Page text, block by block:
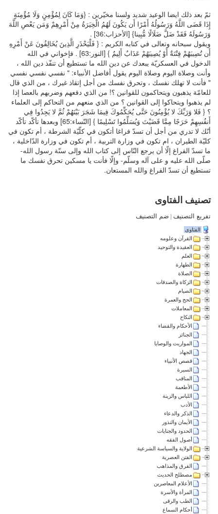
ثمّ بعد ذلك ايضا الوعيد شديد ولسنا مخيّرين : {وَمَا كَانَ لِمُؤْمِنٍ وَلَا مُؤْمِنَةٍ
إِذَا قَضَى اللَّهُ وَرَسُولُهُ أَمْرًا أَن يَكُونَ لَهُمُ الْخِيَرَةُ مِنْ أَمْرِهِمْ وَمَن يَعْصِ اللَّهَ
وَرَسُولَهُ فَقَدْ ضَلَّ ضَلَالًا مُّبِينا} [الأحزاب:36] .
ويقول سبحانه وتعالى في كتابه الكريم : { فَلْيَحْذَرِ الَّذِينَ يُخَالِفُونَ عَنْ أَمْرِهِ
أَن تُصِيبَهُمْ فِتْنَةٌ أَوْ يُصِيبَهُمْ عَذَابٌ أَلِيمٌ } [النور:63] . فإخواني في الله
الدخول في العسكريّة يبعدك عن دين الله ما تستطيع أن تنفّذ دين الله ،
وأنت وصلاة اليوم وصلاة اليوم يقول أفاضل الأنبياء: " نفسي نفسي نفسي
" فأنت لا تهلك نفسك ، وتحرق نفسك من أجل إتقاذ غيرك ، من الذي قال
للعامّة يذهبون ويتحاكمون للقوانين ؟! من الذي دفعهم وضربهم بالعصا إذا
لم يذهبوا ويتحاكوا إلى القوانين ؟ من الذي منعهم من التحاكم إلى العلماء
؟ { فَلا وَرَبِّكَ لا يُؤْمِنُونَ حَتَّى يُحَكِّمُوكَ فِيمَا شَجَرَ بَيْنَهُمْ ثُمَّ لا يَجِدُوا فِي
أَنفُسِهِمْ حَرَجًا مِمَّا قَضَيْتَ وَيُسَلِّمُوا تَسْلِيمًا } [النّساء:65] وبعدها تأكّد تأكّد
أنّك لا تدري من أجل أن تسدّ فراغا أتكون في كلّيّة الشرطة ، أم تكون في
كليّة الطيران ، ام تكون في وزارة التربية ، أم تكون في وزارة الدّاخلية ،
ما تسدّ الفراغ إلّا أن يرجع النّاس إلى كتاب الله وإلى سنّة رسول الله-
صلّى الله عليه و على آله وسلّم- وإلّا فأنت يا مسكين تحرق نفسك ما
تستطيع أن تسدّ الفراغ والله المستعان.
تصنيف الفتاوى
تفريع التصنيف | ضم التصنيف
الفتاوى
القرآن وعلومه
العقيدة والتوحيد
العلم
الطهارة
الصلاة
الزكاة والصدقات
الصيام
الحج والعمرة
المعاملات
النكاح
الأحكام والقضاء
الجنائز
المواريث والوصايا
الجهاد
قصص الأنبياء
السيرة
المناقب
الأطعمة
اللباس والزينة
الأدب
الذكر والدعاء
الأيمان والنذور
الحدود والجنايات
أصول الفقه
الولاية والسياسة الشرعية
الفتن العصرية
الفرق والمذاهب
مصطلح الحديث
الأعلام المعاصرين
المرأة والأسرة
الطب والرقى
أحكام السماع